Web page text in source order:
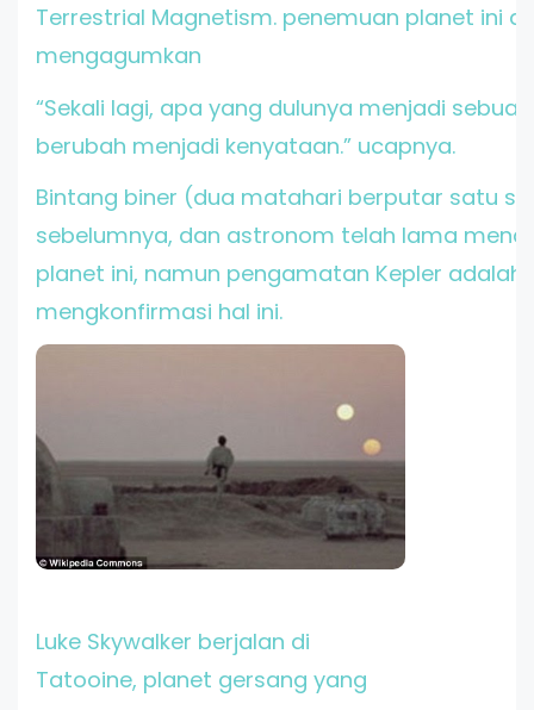
Terrestrial Magnetism. penemuan planet ini
mengagumkan
“Sekali lagi, apa yang dulunya menjadi
berubah menjadi kenyataan.” ucapnya.
Bintang biner (dua matahari berputar satu
sebelumnya, dan astronom telah lama
planet ini, namun pengamatan Kepler
mengkonfirmasi hal ini.
Luke Skywalker berjalan di
Tatooine, planet gersang yang